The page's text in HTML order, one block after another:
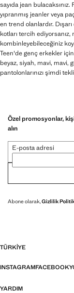
sayıda jean bulacaksınız.
yıpranmış jeanler veya
en trend olanlardır.
kotları tercih
kombinleyebileceğiniz
Teen'de genç erkekler
beyaz, siyah, mavi, mavi,
pantolonlarınızı şimdi
Özel promosyonlar,
alın
E-posta adresi
Abone olarak,Gizlilik
TÜRKIYE
INSTAGRAMFACEBOOK
YARDIM